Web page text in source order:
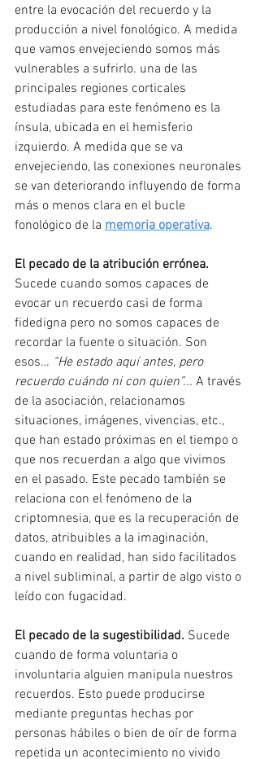
entre la evocación del recuerdo y la
producción a nivel fonológico. A medida
que vamos envejeciendo somos más
vulnerables a sufrirlo. una de las
principales regiones corticales
estudiadas para este fenómeno es la
ínsula, ubicada en el hemisferio
izquierdo. A medida que se va
envejeciendo, las conexiones neuronales
se van deteriorando influyendo de forma
más o menos clara en el bucle
fonológico de la memoria operativa.
El pecado de la atribución errónea.
Sucede cuando somos capaces de
evocar un recuerdo casi de forma
fidedigna pero no somos capaces de
recordar la fuente o situación. Son
esos… “He estado aquí antes, pero
recuerdo cuándo ni con quien”... A través
de la asociación, relacionamos
situaciones, imágenes, vivencias, etc.,
que han estado próximas en el tiempo o
que nos recuerdan a algo que vivimos
en el pasado. Este pecado también se
relaciona con el fenómeno de la
criptomnesia, que es la recuperación de
datos, atribuibles a la imaginación,
cuando en realidad, han sido facilitados
a nivel subliminal, a partir de algo visto o
leído con fugacidad.
El pecado de la sugestibilidad. Sucede
cuando de forma voluntaria o
involuntaria alguien manipula nuestros
recuerdos. Esto puede producirse
mediante preguntas hechas por
personas hábiles o bien de oír de forma
repetida un acontecimiento no vivido